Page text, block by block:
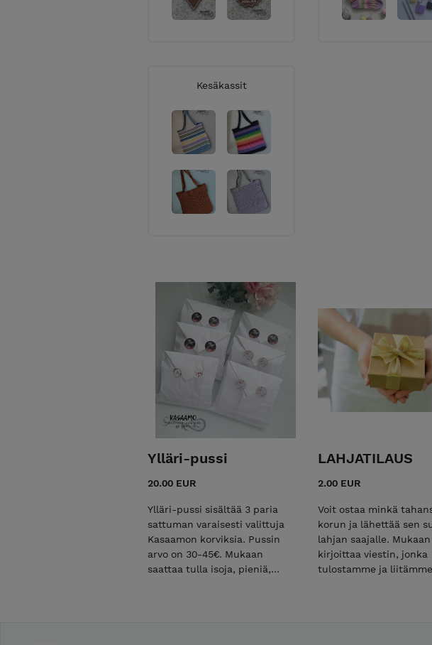
Kesäkassit
Ylläri-pussi
20.00 EUR
Ylläri-pussi sisältää 3 paria
sattuman varaisesti valittuja
Kasaamon korviksia. Pussin
arvo on 30-45€. Mukaan
saattaa tulla isoja, pieniä,
LAHJATILAUS
2.00 EUR
Voit ostaa minkä
korun ja lähettää sen
lahjan saajalle.
kirjoittaa viestin, jonka
tulostamme ja liitämme